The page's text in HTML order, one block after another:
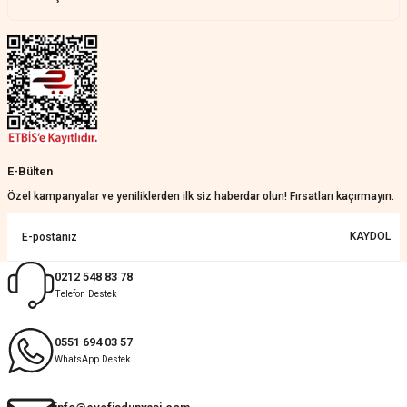
Teslim çok çabuk geldi. Montaj çok
Nathalie Prevost | 22/07/2026
Çok ilgililerdi
Merve Özen | 17/07/2026
KeRiM BeRBeR | 16/07/2026
Sorunsuz ve güvenilir
Muhammed Adsiz | 14/07/2026
Kolay
G... K... | 14/07/2026
E-Bülten
Özel kampanyalar ve yeniliklerden ilk siz haberdar olun! Fırsatları kaçırmayın.
KAYDOL
0212 548 83 78
Telefon Destek
0551 694 03 57
WhatsApp Destek